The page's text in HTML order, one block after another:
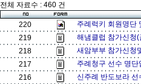
전체 자료수 : 460 건
220
주례럭키 회원명
219
해냄클럽 참가신청
218
새암부부 참가신청
217
주례청구 선수 명
216
신주례 반도보라